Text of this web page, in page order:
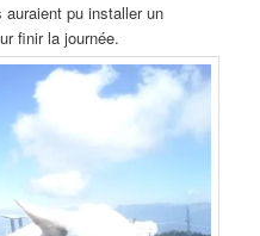
pu installer un
finir la journée.